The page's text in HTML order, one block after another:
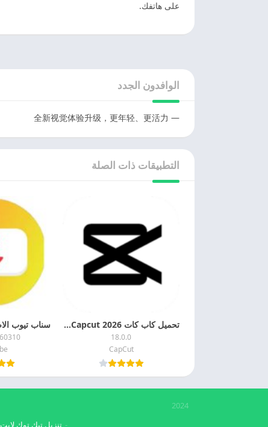
على هاتفك.
الوافدون الجدد
— 全新视觉体验升级，更年轻、更活力
التطبيقات ذات الصلة
تحميل كاب كات 2026 Capcut مهكر اخر اصدار للاندرويد
18.0.0
CapCut
2024
تنزيل تيك توك لايت